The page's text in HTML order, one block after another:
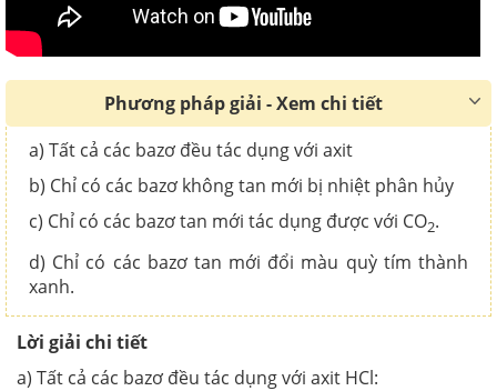
Phương pháp giải - Xem chi tiết
a) Tất cả các bazơ đều tác dụng với axit
b) Chỉ có các bazơ không tan mới bị nhiệt phân hủy
c) Chỉ có các bazơ tan mới tác dụng được với CO2.
d) Chỉ có các bazơ tan mới đổi màu quỳ tím thành
xanh.
Lời giải chi tiết
a) Tất cả các bazơ đều tác dụng với axit HCl: